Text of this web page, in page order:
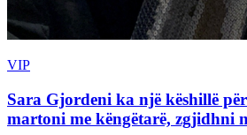
VIP
Sara Gjordeni ka një këshillë
martoni me këngëtarë, zgjidhni